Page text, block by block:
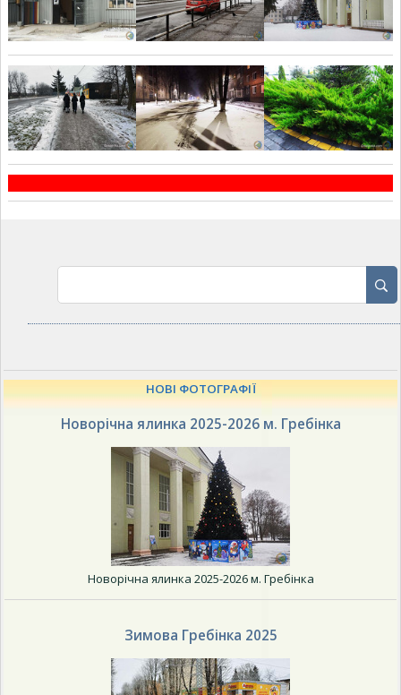
НОВІ ФОТОГРАФІЇ
Новорічна ялинка 2025-2026 м. Гребінка
Новорічна ялинка 2025-2026 м. Гребінка
Зимова Гребінка 2025